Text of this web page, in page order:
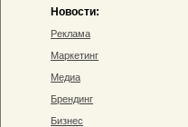
Новости:
Реклама
Маркетинг
Медиа
Брендинг
Бизнес